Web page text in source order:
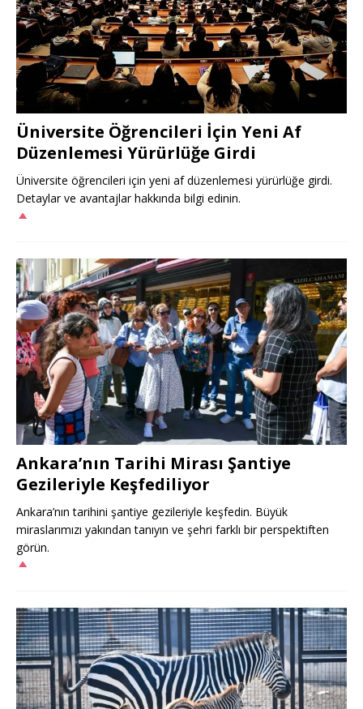
Üniversite Öğrencileri İçin Yeni Af
Düzenlemesi Yürürlüğe Girdi
Üniversite öğrencileri için yeni af düzenlemesi yürürlüğe girdi.
Detaylar ve avantajlar hakkında bilgi edinin.
Ankara’nın Tarihi Mirası Şantiye
Gezileriyle Keşfediliyor
Ankara’nın tarihini şantiye gezileriyle keşfedin. Büyük
miraslarımızı yakından tanıyın ve şehri farklı bir perspektiften
görün.